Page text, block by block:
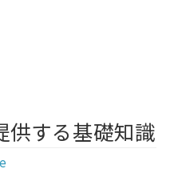
供する基礎知識